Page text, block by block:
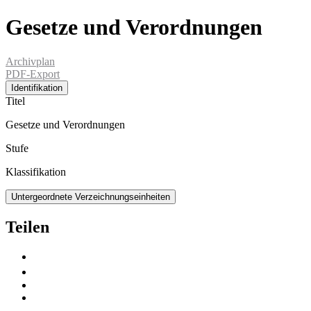
Gesetze und Verordnungen
Archivplan
PDF-Export
Identifikation
Titel
Gesetze und Verordnungen
Stufe
Klassifikation
Untergeordnete Verzeichnungseinheiten
Teilen